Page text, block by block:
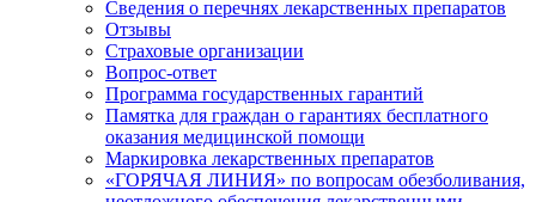
Сведения о перечнях лекарственных препаратов
Отзывы
Страховые организации
Вопрос-ответ
Программа государственных гарантий
Памятка для граждан о гарантиях бесплатного
оказания медицинской помощи
Маркировка лекарственных препаратов
«ГОРЯЧАЯ ЛИНИЯ» по вопросам обезболивания,